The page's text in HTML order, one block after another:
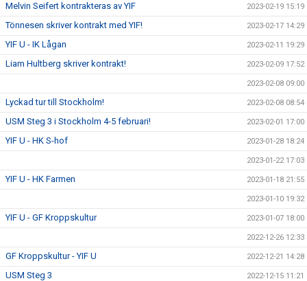
Melvin Seifert kontrakteras av YIF 2023-02-19 15:19
Tönnesen skriver kontrakt med YIF! 2023-02-17 14:29
YIF U - IK Lågan 2023-02-11 19:29
Liam Hultberg skriver kontrakt! 2023-02-09 17:52
2023-02-08 09:00
Lyckad tur till Stockholm! 2023-02-08 08:54
USM Steg 3 i Stockholm 4-5 februari! 2023-02-01 17:00
YIF U - HK S-hof 2023-01-28 18:24
2023-01-22 17:03
YIF U - HK Farmen 2023-01-18 21:55
2023-01-10 19:32
YIF U - GF Kroppskultur 2023-01-07 18:00
2022-12-26 12:33
GF Kroppskultur - YIF U 2022-12-21 14:28
USM Steg 3 2022-12-15 11:21